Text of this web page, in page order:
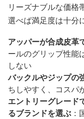
リーズナブルな価格
選べば満足度は十分
アッパーが合成皮革
ールのグリップ性能
しない
バックルやジップの
ちしやすく、コスパ
エントリーグレード
るブランドを選ぶ